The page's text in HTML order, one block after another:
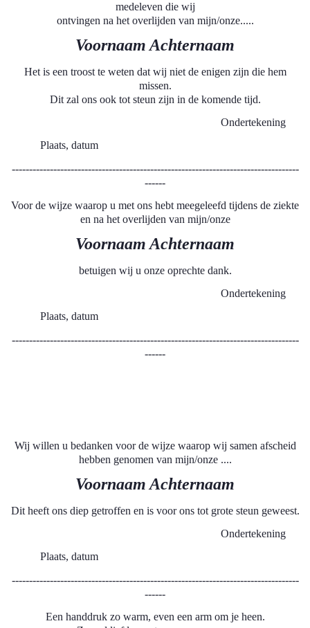
medeleven die wij
ontvingen na het overlijden van mijn/onze.....
Voornaam Achternaam
Het is een troost te weten dat wij niet de enigen zijn die hem
missen.
Dit zal ons ook tot steun zijn in de komende tijd.
Ondertekening
Plaats, datum
-----------------------------------------------------------------------------------
------
Voor de wijze waarop u met ons hebt meegeleefd tijdens de ziekte
en na het overlijden van mijn/onze
Voornaam Achternaam
betuigen wij u onze oprechte dank.
Ondertekening
Plaats, datum
-----------------------------------------------------------------------------------
------
Wij willen u bedanken voor de wijze waarop wij samen afscheid
hebben genomen van mijn/onze ....
Voornaam Achternaam
Dit heeft ons diep getroffen en is voor ons tot grote steun geweest.
Ondertekening
Plaats, datum
-----------------------------------------------------------------------------------
------
Een handdruk zo warm, even een arm om je heen.